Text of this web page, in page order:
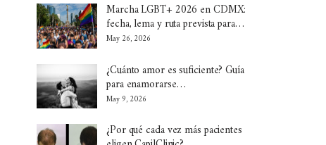
Marcha LGBT+ 2026 en CDMX:
fecha, lema y ruta prevista para…
May 26, 2026
¿Cuánto amor es suficiente? Guía
para enamorarse…
May 9, 2026
¿Por qué cada vez más pacientes